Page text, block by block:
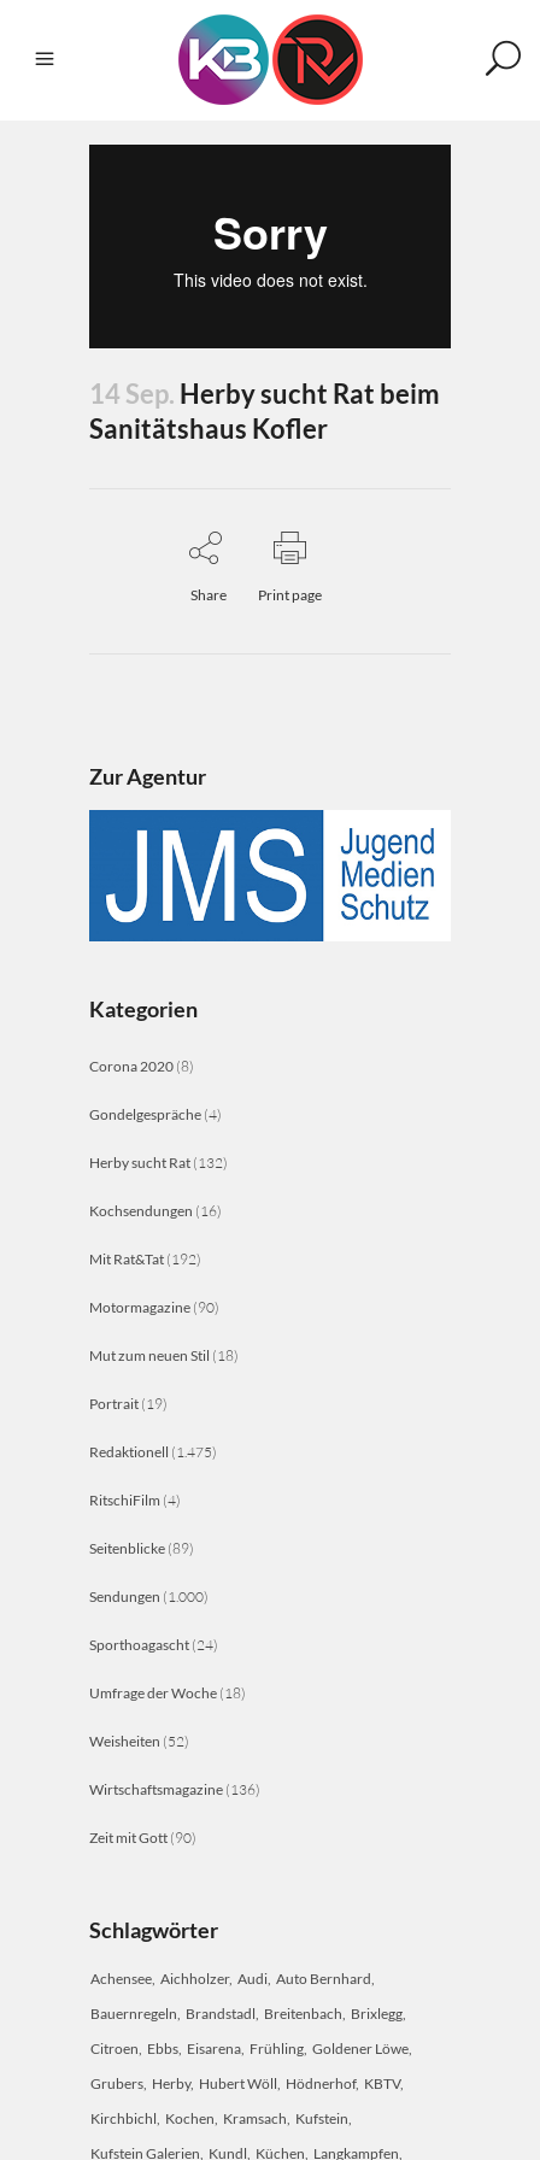
14 Sep. Herby sucht Rat beim
Sanitätshaus Kofler
Share Print page
Zur Agentur
Kategorien
Corona 2020 (8)
Gondelgespräche (4)
Herby sucht Rat (132)
Kochsendungen (16)
Mit Rat&Tat (192)
Motormagazine (90)
Mut zum neuen Stil (18)
Portrait (19)
Redaktionell (1.475)
RitschiFilm (4)
Seitenblicke (89)
Sendungen (1.000)
Sporthoagascht (24)
Umfrage der Woche (18)
Weisheiten (52)
Wirtschaftsmagazine (136)
Zeit mit Gott (90)
Schlagwörter
Achensee Aichholzer Audi Auto Bernhard
Bauernregeln Brandstadl Breitenbach Brixlegg
Citroen Ebbs Eisarena Frühling Goldener Löwe
Grubers Herby Hubert Wöll Hödnerhof KBTV
Kirchbichl Kochen Kramsach Kufstein
Kufstein Galerien Kundl Küchen Langkampfen